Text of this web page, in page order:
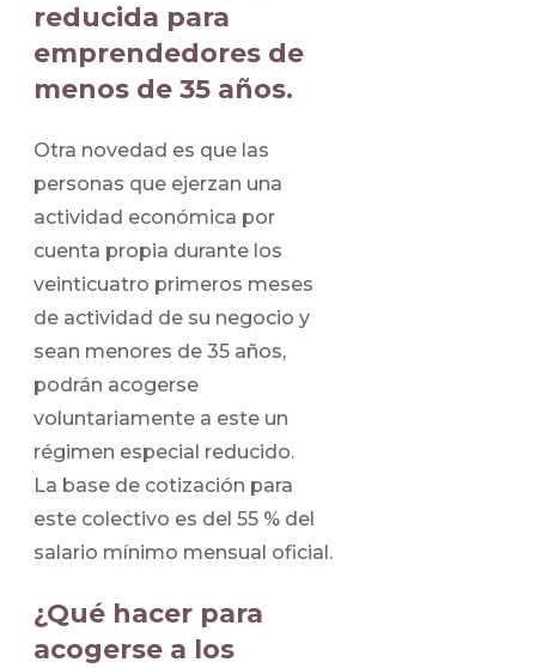
reducida para
emprendedores de
menos de 35 años.
Otra novedad es que las
personas que ejerzan una
actividad económica por
cuenta propia durante los
veinticuatro primeros meses
de actividad de su negocio y
sean menores de 35 años,
podrán acogerse
voluntariamente a este un
régimen especial reducido.
La base de cotización para
este colectivo es del 55 % del
salario mínimo mensual oficial.
¿Qué hacer para
acogerse a los